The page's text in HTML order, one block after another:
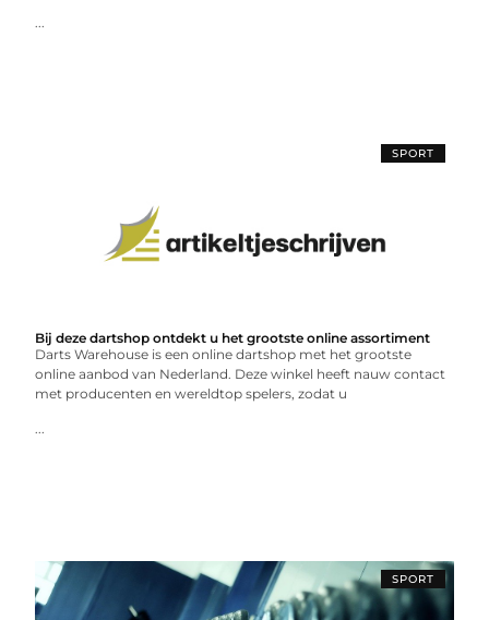
...
SPORT
Bij deze dartshop ontdekt u het grootste online assortiment
Darts Warehouse is een online dartshop met het grootste
online aanbod van Nederland. Deze winkel heeft nauw contact
met producenten en wereldtop spelers, zodat u
...
SPORT